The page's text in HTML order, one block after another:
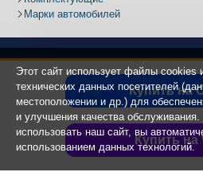
Купить на
Купить на
Марки автомобилей
Адрес:
Copyright ©2020 - 2025
Этот сайт использует файлы cookies
технических данных посетителей
местоположении и др.) для
и улучшения качества
использовать наш сайт, вы
использованием данных технологий.